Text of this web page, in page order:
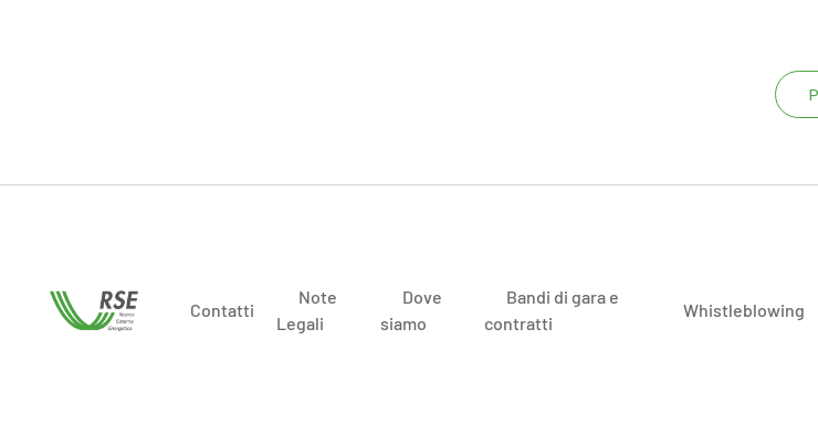
Contatti
Note
Legali
Dove
siamo
Bandi di gara e
contratti
Whistleblowing